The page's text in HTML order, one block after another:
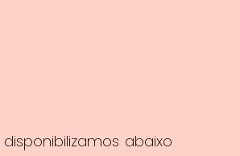
abaixo